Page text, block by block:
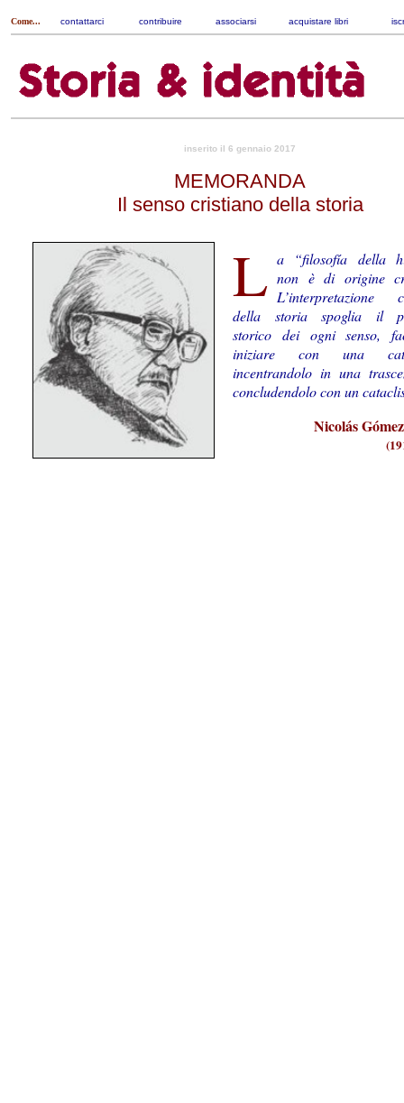
Come... contattarci contribuire associarsi acquistare libri
inserito il 6 gennaio 2017
MEMORANDA
Il senso cristiano della storia
L a “filosofía della
non è di origine
L’interpretazione
della storia spoglia il
storico dei ogni senso,
iniziare con una
incentrandolo in una
concludendolo con un
Nicolás